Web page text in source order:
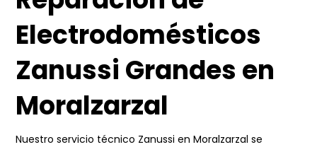
Electrodomésticos
Zanussi Grandes en
Moralzarzal
Nuestro servicio técnico Zanussi en Moralzarzal se